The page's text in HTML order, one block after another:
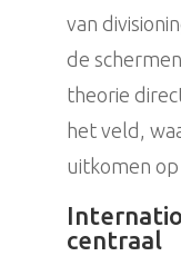
van
de
theorie
het veld,
uitkomen op
centraal